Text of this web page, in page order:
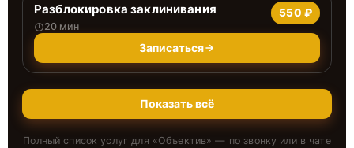
Разблокировка заклинивания
20 мин
550 ₽
Записаться
Показать всё
Полный список услуг для «Объектив» — по звонку или в чате